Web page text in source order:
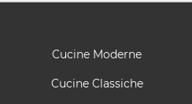
Cucine Moderne
Cucine Classiche